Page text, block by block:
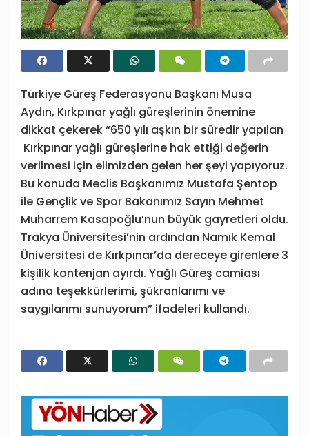
Türkiye Güreş Federasyonu Başkanı Musa
Aydın, Kırkpınar yağlı güreşlerinin önemine
dikkat çekerek “650 yılı aşkın bir süredir yapılan
Kırkpınar yağlı güreşlerine hak ettiği değerin
verilmesi için elimizden gelen her şeyi yapıyoruz.
Bu konuda Meclis Başkanımız Mustafa Şentop
ile Gençlik ve Spor Bakanımız Sayın Mehmet
Muharrem Kasapoğlu’nun büyük gayretleri oldu.
Trakya Üniversitesi’nin ardından Namık Kemal
Üniversitesi de Kırkpınar’da dereceye girenlere 3
kişilik kontenjan ayırdı. Yağlı Güreş camiası
adına teşekkürlerimi, şükranlarımı ve
saygılarımı sunuyorum” ifadeleri kullandı.